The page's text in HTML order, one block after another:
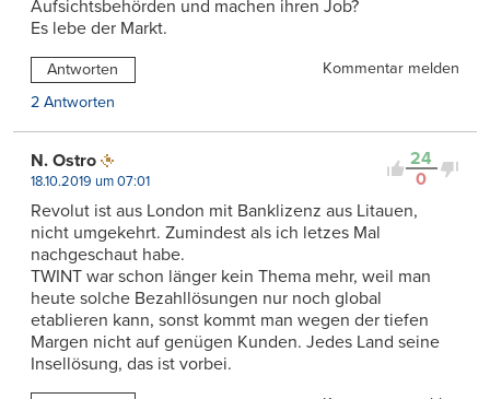
Aufsichtsbehörden und machen ihren Job?
Es lebe der Markt.
Antworten
Kommentar melden
2 Antworten
24
0
N. Ostro
18.10.2019 um 07:01
Revolut ist aus London mit Banklizenz aus Litauen,
nicht umgekehrt. Zumindest als ich letzes Mal
nachgeschaut habe.
TWINT war schon länger kein Thema mehr, weil man
heute solche Bezahllösungen nur noch global
etablieren kann, sonst kommt man wegen der tiefen
Margen nicht auf genügen Kunden. Jedes Land seine
Insellösung, das ist vorbei.